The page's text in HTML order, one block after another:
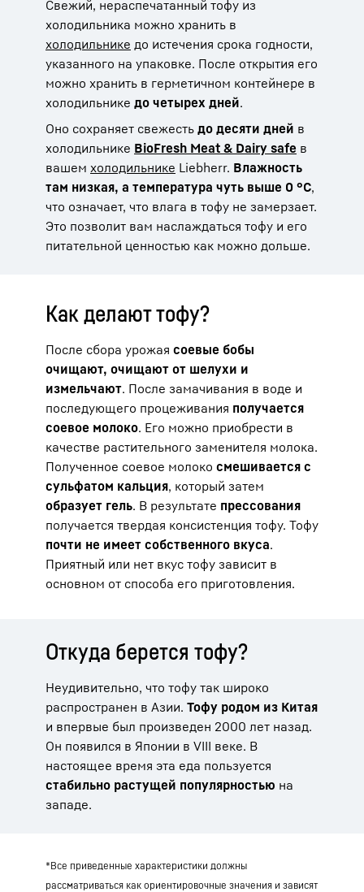
Свежий, нераспечатанный тофу из
холодильника можно хранить в
холодильнике до истечения срока годности,
указанного на упаковке. После открытия его
можно хранить в герметичном контейнере в
холодильнике до четырех дней.
Оно сохраняет свежесть до десяти дней в
холодильнике BioFresh Meat & Dairy safe в
вашем холодильнике Liebherr. Влажность
там низкая, а температура чуть выше 0 °C,
что означает, что влага в тофу не замерзает.
Это позволит вам наслаждаться тофу и его
питательной ценностью как можно дольше.
Как делают тофу?
После сбора урожая соевые бобы
очищают, очищают от шелухи и
измельчают. После замачивания в воде и
последующего процеживания получается
соевое молоко. Его можно приобрести в
качестве растительного заменителя молока.
Полученное соевое молоко смешивается с
сульфатом кальция, который затем
образует гель. В результате прессования
получается твердая консистенция тофу. Тофу
почти не имеет собственного вкуса.
Приятный или нет вкус тофу зависит в
основном от способа его приготовления.
Откуда берется тофу?
Неудивительно, что тофу так широко
распространен в Азии. Тофу родом из Китая
и впервые был произведен 2000 лет назад.
Он появился в Японии в VIII веке. В
настоящее время эта еда пользуется
стабильно растущей популярностью на
западе.
*Все приведенные характеристики должны
рассматриваться как ориентировочные значения и зависят